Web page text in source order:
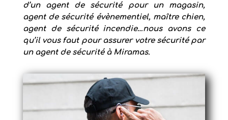
d’un agent de sécurité pour un magasin,
agent de sécurité évènementiel, maître chien,
agent de sécurité incendie…nous avons ce
qu’il vous faut pour assurer votre sécurité par
un agent de sécurité à Miramas.